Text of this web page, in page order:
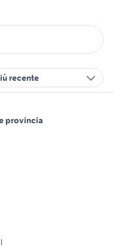
recente
provincia